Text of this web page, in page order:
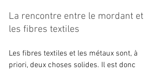
La rencontre entre le mordant et
les fibres textiles
Les fibres textiles et les métaux sont, à
priori, deux choses solides. Il est donc